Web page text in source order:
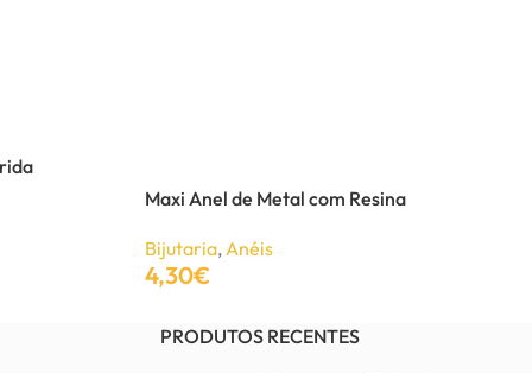
Maxi Anel de Metal com Resina
Bijutaria,Anéis
4,30€
Adicionar
PRODUTOS RECENTES